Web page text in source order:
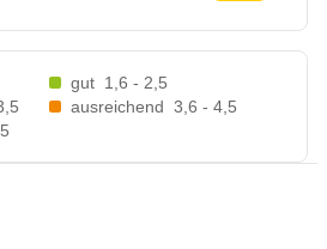
gut 1,6 - 2,5
ausreichend 3,6 - 4,5